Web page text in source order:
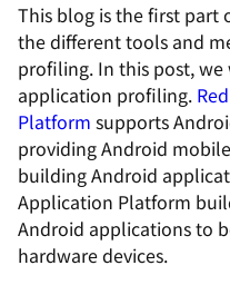
This blog is the first part
the different tools and
profiling. In this post,
application profiling.
Platform supports
providing Android
building Android
Application Platform
Android applications to
hardware devices.